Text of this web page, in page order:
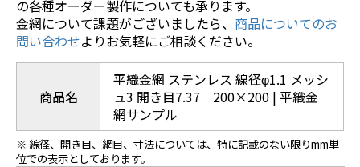
の各種オーダー製作についても承ります。
金網について課題がございましたら、 商品についてのお
問い合わせよりお気軽にご相談ください。
商品名
平織金網 ステンレス 線径φ1.1 メッシ
ュ3 開き目7.37 200×200 | 平織金
網サンプル
※ 線径、開き目、網目、寸法については、特に記載のない限りmm単
位での表示としております。